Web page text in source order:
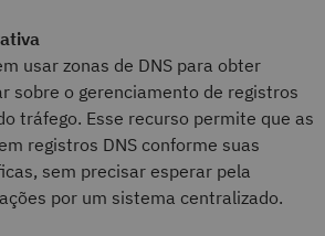
usar zonas de DNS para obter
sobre o gerenciamento de registros
tráfego. Esse recurso permite que as
registros DNS conforme suas
sem precisar esperar pela
por um sistema centralizado.